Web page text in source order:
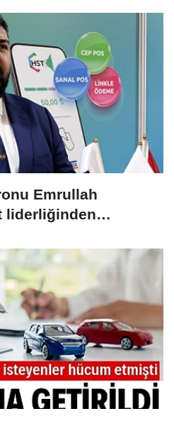
Emrullah
liderliğinden